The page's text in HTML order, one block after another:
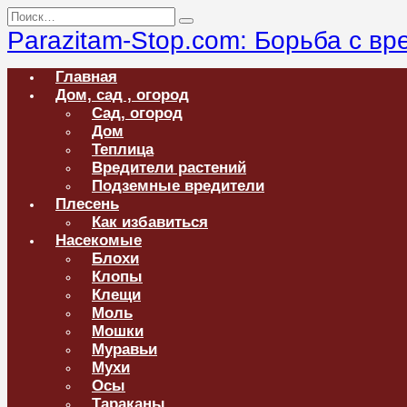
Перейти
к
содержанию
Search
for:
Parazitam-Stop.com: Борьба с
Главная
Дом, сад , огород
Сад, огород
Дом
Теплица
Вредители растений
Подземные вредители
Плесень
Как избавиться
Насекомые
Блохи
Клопы
Клещи
Моль
Мошки
Муравьи
Мухи
Осы